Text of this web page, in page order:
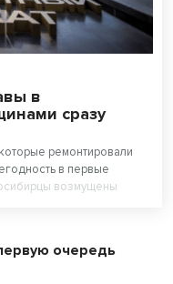
в
сразу
ремонтировали
в первые
возмущены
очередь